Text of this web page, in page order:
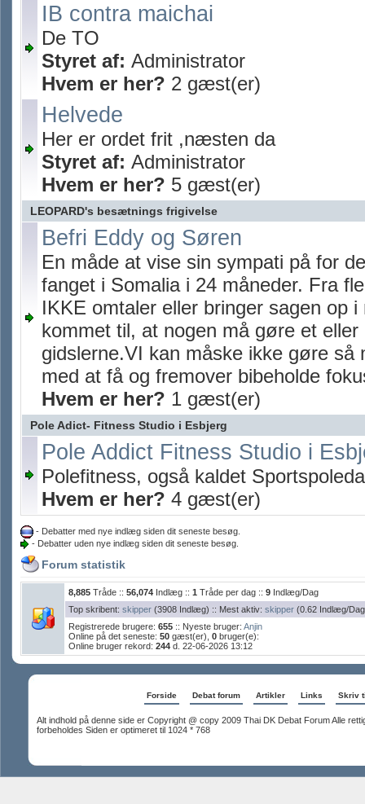
IB contra maichai
De TO
Styret af: Administrator
Hvem er her? 2 gæst(er)
Helvede
Her er ordet frit ,næsten da
Styret af: Administrator
Hvem er her? 5 gæst(er)
LEOPARD's besætnings frigivelse
Befri Eddy og Søren
En måde at vise sin sympati på for
fanget i Somalia i 24 måneder. Fra
IKKE omtaler eller bringer sagen op
kommet til, at nogen må gøre et
gidslerne.VI kan måske ikke gøre
med at få og fremover bibeholde
Hvem er her? 1 gæst(er)
Pole Adict- Fitness Studio i Esbjerg
Pole Addict Fitness Studio i
Polefitness, også kaldet
Hvem er her? 4 gæst(er)
- Debatter med nye indlæg siden dit seneste besøg.
- Debatter uden nye indlæg siden dit seneste besøg.
Forum statistik
8,885 Tråde :: 56,074 Indlæg :: 1 Tråde per dag :: 9 Indlæg/Dag
Top skribent: skipper (3908 Indlæg) :: Mest aktiv: skipper (0.62 Indlæg/
Registrerede brugere: 655 :: Nyeste bruger: Anjin
Online på det seneste: 50 gæst(er), 0 bruger(e):
Online bruger rekord: 244 d. 22-06-2026 13:12
Forside Debat forum Artikler Links Skriv
Alt indhold på denne side er Copyright @ copy 2009 Thai DK Debat Forum Alle
forbeholdes Siden er optimeret til 1024 * 768